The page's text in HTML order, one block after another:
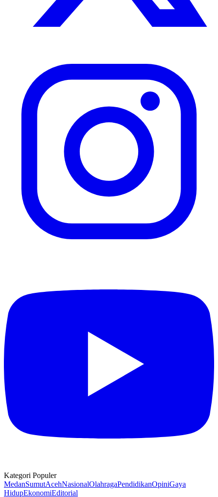
Kategori Populer
MedanSumutAcehNasionalOlahragaPendidikanOpiniGaya
HidupEkonomiEditorial